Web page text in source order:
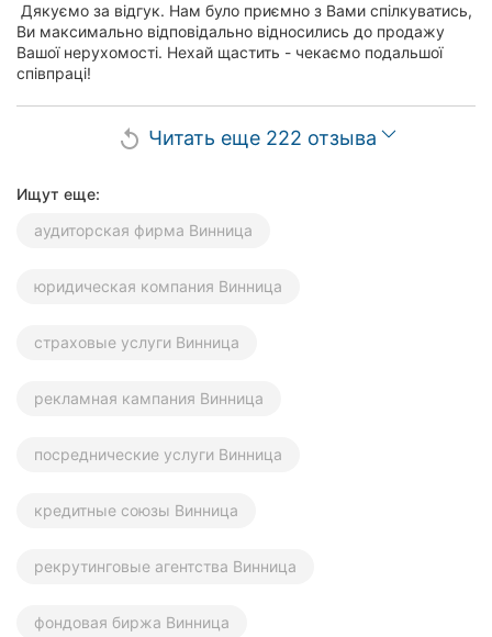
Дякуємо за відгук. Нам було приємно з Вами спілкуватись,
Ви максимально відповідально відносились до продажу
Вашої нерухомості. Нехай щастить - чекаємо подальшої
співпраці!
replay Читать еще 222 отзыва
Ищут еще:
аудиторская фирма Винница
юридическая компания Винница
страховые услуги Винница
рекламная кампания Винница
посреднические услуги Винница
кредитные союзы Винница
рекрутинговые агентства Винница
фондовая биржа Винница